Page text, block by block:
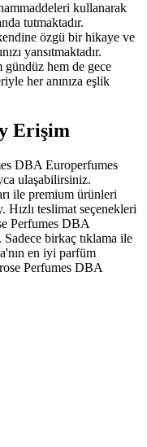
kullanarak
tutmaktadır.
özgü bir hikaye ve
yansıtmaktadır.
gündüz hem de gece
her anınıza eşlik
Erişim
DBA Europerfumes
ulaşabilirsiniz.
ile premium ürünleri
teslimat seçenekleri
Perfumes DBA
birkaç tıklama ile
en iyi parfüm
Perfumes DBA